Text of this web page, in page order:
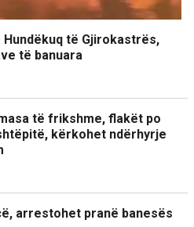
të Gjirokastrës,
të banuara
të frikshme, flakët po
kërkohet ndërhyrje
arrestohet pranë banesës